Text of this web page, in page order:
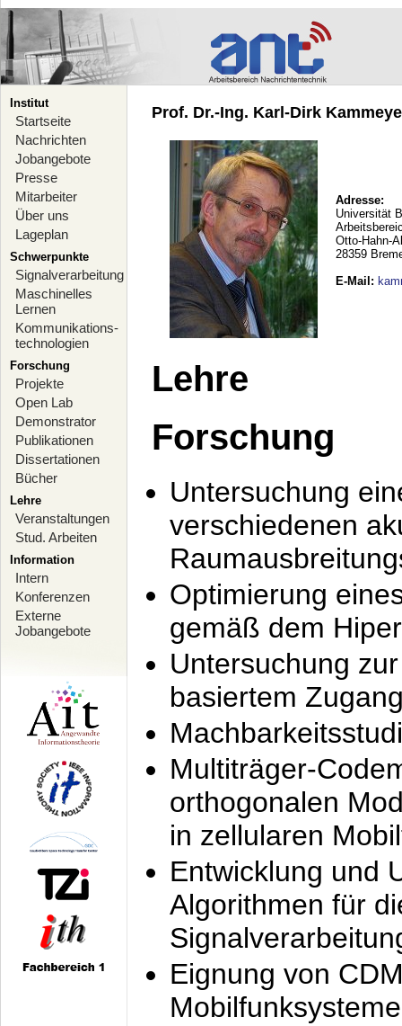
Institut
Startseite
Nachrichten
Jobangebote
Presse
Mitarbeiter
Über uns
Lageplan
Schwerpunkte
Signalverarbeitung
Maschinelles
Lernen
Kommunikations-
technologien
Forschung
Projekte
Open Lab
Demonstrator
Publikationen
Dissertationen
Bücher
Lehre
Veranstaltungen
Stud. Arbeiten
Information
Intern
Konferenzen
Externe
Jobangebote
Prof. Dr.-Ing. Karl-Dirk
Adresse:
Universität
Otto-Hahn-
28359
E-Mail :
Lehre
Forschung
Untersuchung
verschiedenen
Optimierung
gemäß dem
Untersuchung
basiertem
Multiträger-
orthogonalen
in zellularen
Entwicklung und
Algorithmen für
Eignung von
Mobilfunksysteme